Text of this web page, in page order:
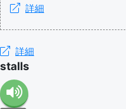
詳細
詳細
stalls